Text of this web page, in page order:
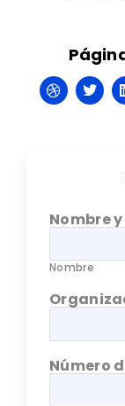
D
r
T
w
Nombre
Nombre
Número